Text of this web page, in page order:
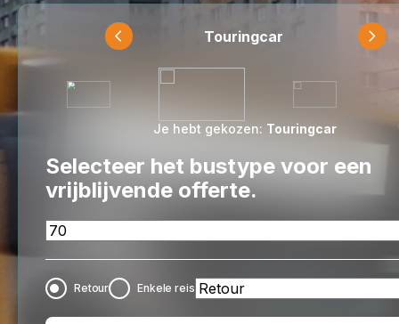
Touringcar
Je hebt gekozen: Touringcar
Selecteer het bustype voor een
vrijblijvende offerte.
Retour Enkele reis